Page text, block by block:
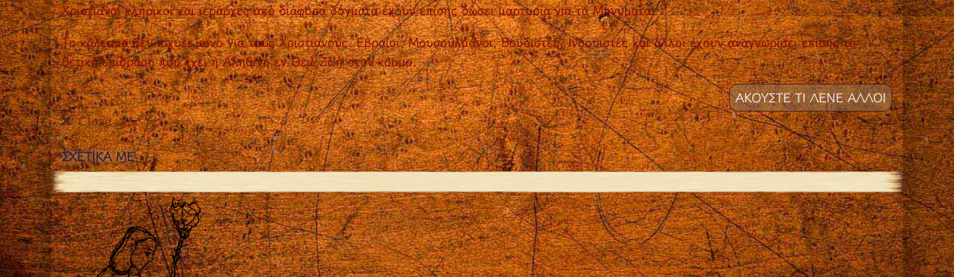
Χριστιανοί κληρικοί και ιεράρχες από διάφορα δόγματα έχουν επίσης δώσει μαρτυρία για τα Μηνύματα.
Το κάλεσμα δεν ισχύει μόνο για τους Χριστιανούς. Εβραίοι, Μουσουλμάνοι, Βουδιστές, Ινδουιστές και άλλοι έχουν αναγνωρίσει επίσης τη
θετική επίδραση που έχει η Αληθινή εν Θεώ Ζωή στον κόσμο.
ΑΚΟΥΣΤΕ ΤΙ ΛΕΝΕ ΑΛΛΟΙ
Close
ΣΧΕΤΙΚΑ ΜΕ